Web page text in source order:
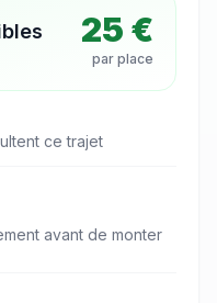
25 €
par place
nt ce trajet
avant de monter